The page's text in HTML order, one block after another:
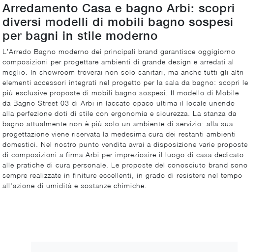
Arredamento Casa e bagno Arbi: scopri
diversi modelli di mobili bagno sospesi
per bagni in stile moderno
L’Arredo Bagno moderno dei principali brand garantisce oggigiorno
composizioni per progettare ambienti di grande design e arredati al
meglio. In showroom troverai non solo sanitari, ma anche tutti gli altri
elementi accessori integrati nel progetto per la sala da bagno: scopri le
più esclusive proposte di mobili bagno sospesi. Il modello di Mobile
da Bagno Street 03 di Arbi in laccato opaco ultima il locale unendo
alla perfezione doti di stile con ergonomia e sicurezza. La stanza da
bagno attualmente non è più solo un ambiente di servizio: alla sua
progettazione viene riservata la medesima cura dei restanti ambienti
domestici. Nel nostro punto vendita avrai a disposizione varie proposte
di composizioni a firma Arbi per impreziosire il luogo di casa dedicato
alle pratiche di cura personale. Le proposte del conosciuto brand sono
sempre realizzate in finiture eccellenti, in grado di resistere nel tempo
all'azione di umidità e sostanze chimiche.